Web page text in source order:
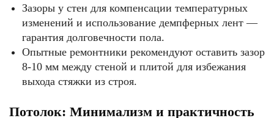
Зазоры у стен для компенсации температурных
изменений и использование демпферных лент —
гарантия долговечности пола.
Опытные ремонтники рекомендуют оставить зазор
8-10 мм между стеной и плитой для избежания
выхода стяжки из строя.
Потолок: Минимализм и практичность